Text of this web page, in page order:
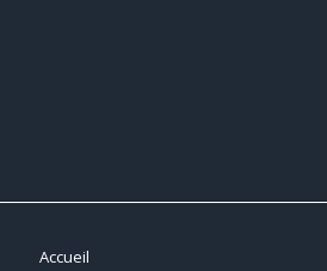
Accueil